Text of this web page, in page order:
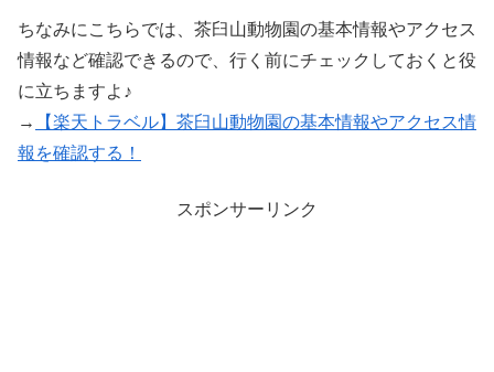
ちなみにこちらでは、茶臼山動物園の基本情報やアクセス
情報など確認できるので、行く前にチェックしておくと役
に立ちますよ♪
→
【楽天トラベル】茶臼山動物園の基本情報やアクセス情
報を確認する！
スポンサーリンク